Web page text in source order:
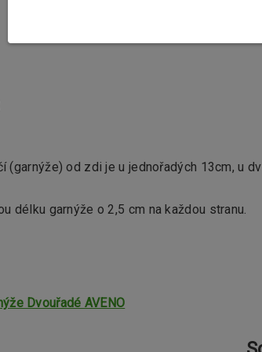
od zdi je u jednořadých 13cm, u
délku garnýže o 2,5 cm na každou stranu.
Dvouřadé AVENO